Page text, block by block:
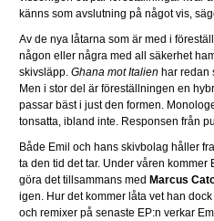
känns som avslutning på något vis,
Av de nya låtarna som är med i
någon eller några med all säkerhet
skivsläpp. Ghana mot Italien har redan
Men i stor del är föreställningen en
passar bäst i just den formen.
tonsatta, ibland inte. Responsen från
Både Emil och hans skivbolag håller
ta den tid det tar. Under våren
göra det tillsammans med Marcus
igen. Hur det kommer låta vet han
och remixer på senaste EP:n verkar